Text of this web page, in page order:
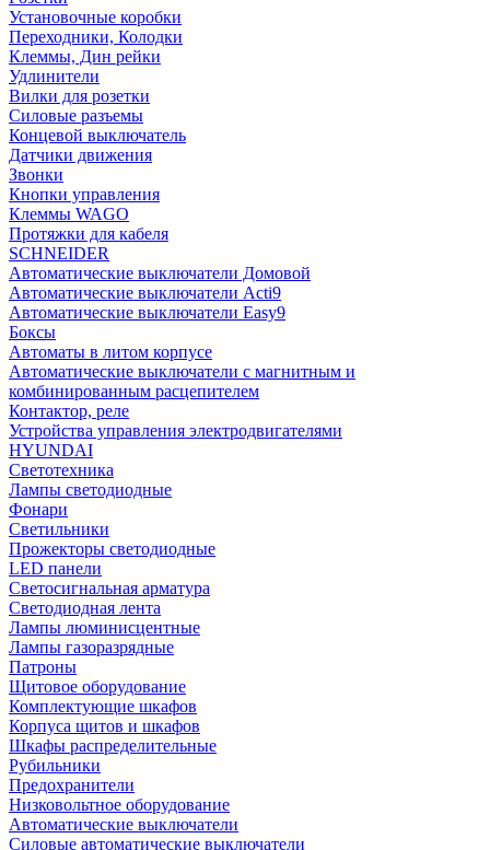
Установочные коробки
Переходники, Колодки
Клеммы, Дин рейки
Удлинители
Вилки для розетки
Силовые разъемы
Концевой выключатель
Датчики движения
Звонки
Кнопки управления
Клеммы WAGO
Протяжки для кабеля
SCHNEIDER
Автоматические выключатели Домовой
Автоматические выключатели Acti9
Автоматические выключатели Easy9
Боксы
Автоматы в литом корпусе
Автоматические выключатели с магнитным и
комбинированным расцепителем
Контактор, реле
Устройства управления электродвигателями
HYUNDAI
Светотехника
Лампы светодиодные
Фонари
Светильники
Прожекторы светодиодные
LED панели
Светосигнальная арматура
Светодиодная лента
Лампы люминисцентные
Лампы газоразрядные
Патроны
Щитовое оборудование
Комплектующие шкафов
Корпуса щитов и шкафов
Шкафы распределительные
Рубильники
Предохранители
Низковольтное оборудование
Автоматические выключатели
Силовые автоматические выключатели